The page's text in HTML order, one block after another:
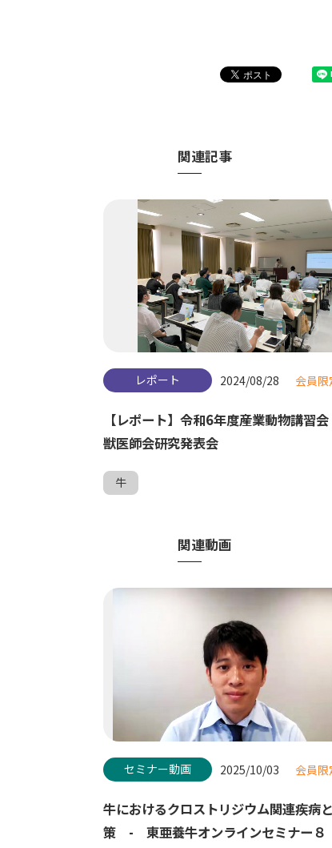
関連記事
レポート 2024/08/28 会員限
【レポート】令和6年度産業動物講習
獣医師会研究発表会
牛
関連動画
セミナー動画 2025/10/03 会員限
牛におけるクロストリジウム関連疾病
策 - 東亜養牛オンラインセミナー８